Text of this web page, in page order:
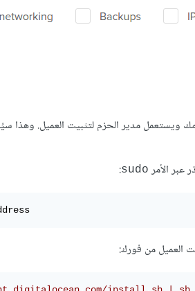
ويستعمل مدير الحزم لتثبيت العميل. وهذا
sudo
:
العميل من فورك: